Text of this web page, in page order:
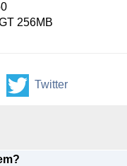
256MB
Twitter